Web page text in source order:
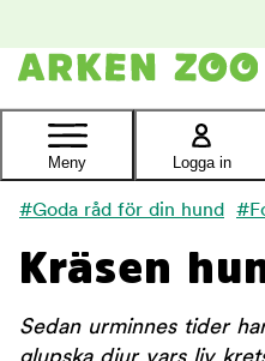
Kontakta
Meny Logga in
#Goda råd för din hund
Kräsen
Sedan urminnes tider